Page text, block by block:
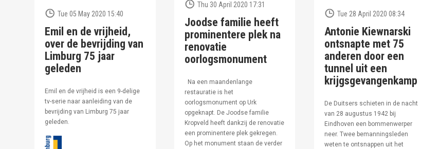
Tue 05 May 2020 15:40
Emil en de vrijheid,
over de bevrijding van
Limburg 75 jaar
geleden
Emil en de vrijheid is een 9-delige
tv-serie naar aanleiding van de
bevrijding van Limburg 75 jaar
geleden.
Thu 30 April 2020 17:31
Joodse familie heeft
prominentere plek na
renovatie
oorlogsmonument
Na een maandenlange
restauratie is het
oorlogsmonument op Urk
opgeknapt. De Joodse familie
Kropveld heeft dankzij de renovatie
een prominentere plek gekregen.
Op het monument staan de verder
Tue 28 April 2020 08:34
Antonie Kiewnarski
ontsnapte met 75
anderen door een
tunnel uit een
krijgsgevangenkamp
De Duitsers schieten in de nacht
van 28 augustus 1942 bij
Eindhoven een bommenwerper
neer. Twee bemanningsleden
weten te ontsnappen uit het